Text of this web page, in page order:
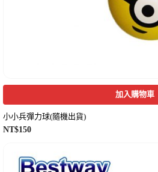
加入購物車
小小兵彈力球(隨機出貨)
NT$150